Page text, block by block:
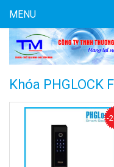
MENU
Khóa PHGLOCK
-
Camera WiFi
2.060.000 đ